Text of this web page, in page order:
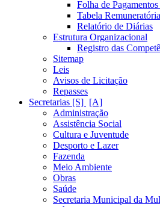
Folha de
Tabela Remuneratória
Relatório de Diárias
Estrutura Organizacional
Registro das
Sitemap
Leis
Avisos de Licitação
Repasses
Secretarias [S]
Administração
Assistência Social
Cultura e Juventude
Desporto e Lazer
Fazenda
Meio Ambiente
Obras
Saúde
Secretaria Municipal da